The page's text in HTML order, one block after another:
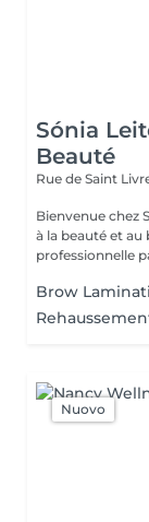
Sónia
Beauté
Rue de Saint
Bienvenue chez
à la beauté et au bien-être. Fondé il
professionnelle
Brow
Nuovo